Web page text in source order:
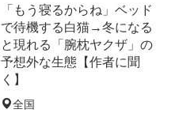
「もう寝るからね」ベッド
で待機する白猫→冬になる
と現れる「腕枕ヤクザ」の
予想外な生態【作者に聞
く】
全国